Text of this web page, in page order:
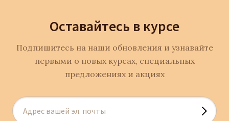
Оставайтесь в курсе
Подпишитесь на наши обновления и узнавайте
первыми о новых курсах, специальных
предложениях и акциях